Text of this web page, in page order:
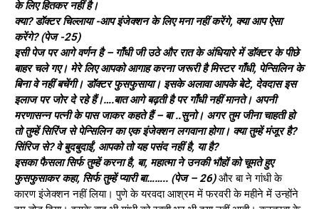
के लिए हितकर नहीं है।
क्या? डॉक्टर चिल्लाया -आप इंजेक्शन के लिए मना नहीं करेंगे, क्या आप ऐसा
करेंगे? (पेज -25)
इसी पेज पर आगे वर्णन है – गाँधी जी उठे और रात के अंधियारे में डॉक्टर के पीछे
बाहर चले गए। मेरे लिए आपको आगाह करना जरूरी है मिस्टर गाँधी, पेन्सिलिन के
बिना वे नहीं बचेंगी। डॉक्टर फुसफुसाया। इसके अलावा आपके बेटे, देवदास इस
इलाज पर जोर दे रहे हैं।….बात आगे बढ़ती है पर गाँधी नहीं मानते। अपनी
मरणासन्न पत्नी के पास जाकर कहते हैं – बा ..सुनो। अगर तुम जीना चाहती हो
तो तुम्हें सिरिंज से पेन्सिलिन का एक इंजेक्शन लगवाना होगा। क्या तुम्हें मंजूर है?
सिंरिज से? वे बुदबुदाईं, आपको तो यह पसंद नहीं है, या है?
इसका फैसला सिर्फ तुम्हें करना है, बा, महात्मा ने उनकी भौहों को चूमते हुए
फुसफुसाकर कहा, सिर्फ तुम्हें प्यारी बा…….. (पेज – 26) और बा ने गांधी के
कारण इंजेक्शन नहीं लिया। पुणे के यरवदा आश्रम में फरवरी के महीने में उन्होंने